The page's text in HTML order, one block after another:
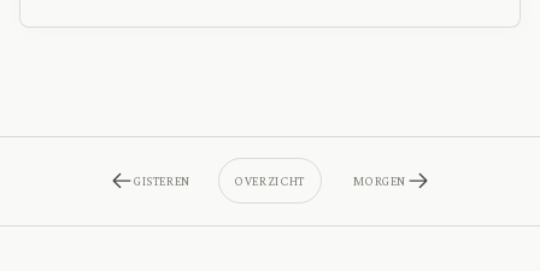
GISTEREN OVERZICHT MORGEN